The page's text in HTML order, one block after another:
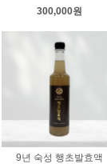
300,000원
9년 숙성 행초발효액